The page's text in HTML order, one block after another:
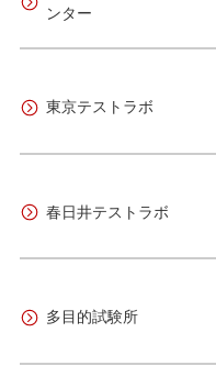
ンター
東京テストラボ
春日井テストラボ
多目的試験所